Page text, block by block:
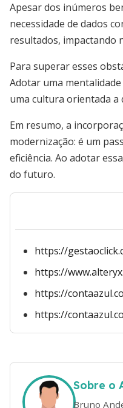
Apesar dos inúmeros
necessidade de dados
resultados, impactando
Para superar esses
Adotar uma mentalidade
uma cultura orientada a
Em resumo, a
modernização: é um
eficiência. Ao adotar
do futuro.
https://
https://
https://
https://
Sobre o
Bruno